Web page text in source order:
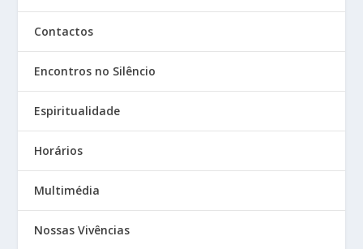
Contactos
Encontros no Silêncio
Espiritualidade
Horários
Multimédia
Nossas Vivências